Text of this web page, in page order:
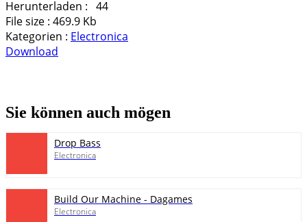
Herunterladen : 44
File size : 469.9 Kb
Kategorien : Electronica
Download
Sie können auch mögen
Drop Bass
Electronica
Build Our Machine - Dagames
Electronica